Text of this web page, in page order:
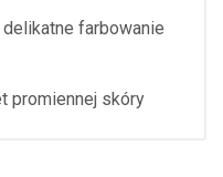
farbowanie
promiennej skóry